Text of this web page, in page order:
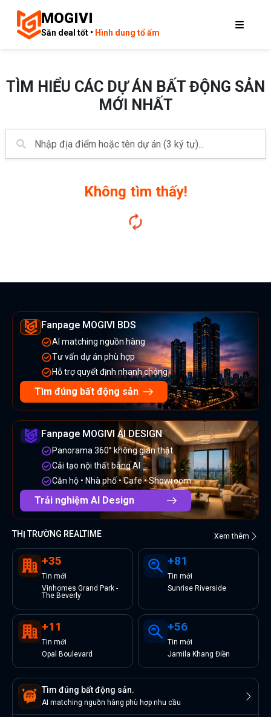
MOGIVI
Săn deal tốt • Hình dung tổ ấm
TÌM HIỂU CÁC DỰ ÁN BẤT ĐỘNG SẢN
MỚI NHẤT
Không tìm thấy!
Fanpage MOGIVI BDS
AI matching nguồn hàng
Tư vấn dự án phù hợp
Hỗ trợ quyết định nhanh chóng
Tìm đúng bất động sản
Fanpage MOGIVI AI DESIGN
Panorama 360° không gian thật
Cải tạo nội thất bằng AI
Căn hộ • Nhà phố • Cafe • Showroom
Trải nghiệm AI Design
THỊ TRƯỜNG REALTIME Xem thêm
+35
Tin mới
Vinhomes Grand Park -
The Beverly
+81
Tin mới
Sunrise Riverside
+11
Tin mới
Opal Boulevard
+56
Tin mới
Jamila Khang Điền
Tìm đúng bất động sản.
AI matching nguồn hàng phù hợp nhu cầu